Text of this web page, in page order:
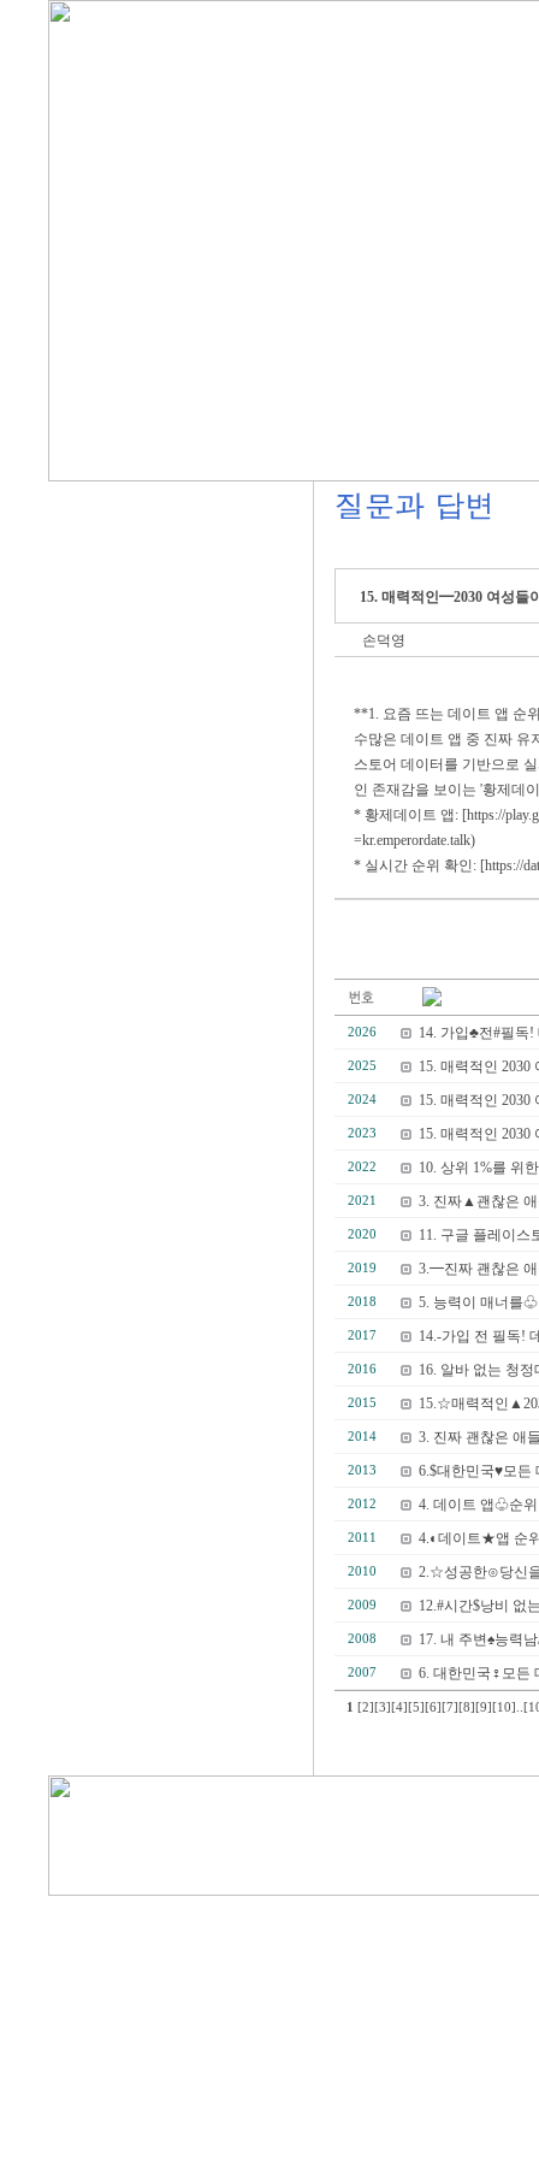
15. 매력적인━2030 여성들
손덕영
**1. 요즘 뜨는 데이트 앱 순
수많은 데이트 앱 중 진짜 유
스토어 데이터를 기반으로
인 존재감을 보이는 '황제데
* 황제데이트 앱: [https://
=kr.emperordate.talk)
* 실시간 순위 확인: [https://
2026 14. 가입♣전#필독
2025 15. 매력적인
2024 15. 매력적인
2023 15. 매력적인
2022 10. 상위 1%를 위
2021 3. 진짜▲괜찮은
2020 11. 구글 플레이스
2019 3.━진짜 괜찮은
2018 5. 능력이 매너를
2017 14.-가입 전 필독!
2016 16. 알바 없는 청
2015 15.☆매력적인
2014 3. 진짜 괜찮은 애
2013 6.$대한민국♥모
2012 4. 데이트 앱♧순
2011 4.◐데이트★앱 순
2010 2.☆성공한⊙당신
2009 12.#시간$낭비 없
2008 17. 내 주변♠능력
2007 6. 대한민국♀모든
1 [2] [3] [4] [5] [6] [7] [8] [9] [10]